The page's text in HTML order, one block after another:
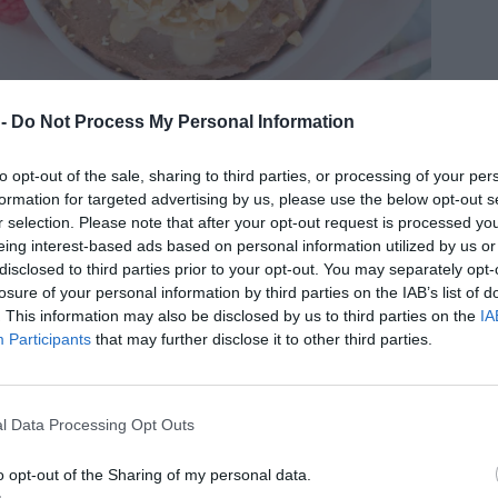
Do Not Process My Personal Information
opt-out of the sale, sharing to third parties, or processing of your
for targeted advertising by us, please use the below opt-out
selection. Please note that after your opt-out request is processed
interest-based ads based on personal information utilized by us
to third parties prior to your opt-out. You may separately
of your personal information by third parties on the IAB’s list of
This information may also be disclosed by us to third parties on the
Participants that may further disclose it to other third parties.
Data Processing Opt Outs
opt-out of the Sharing of my personal data.
perfekt till
perfekt att dippa goda frukter och bär i!
chokladhummusen innan du serverar så blir
uteslutas eller bytas mot valfritt